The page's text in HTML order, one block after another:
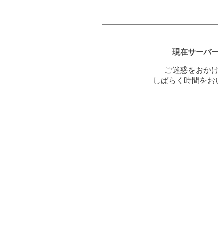
現在サーバ
ご迷惑をおか
しばらく時間を